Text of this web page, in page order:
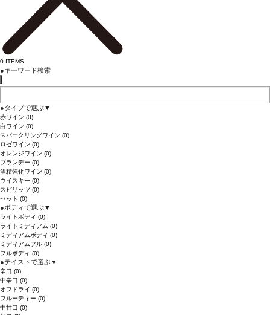
0 ITEMS
●キーワード検索
●タイプで選ぶ▼
赤ワイン (0)
白ワイン (0)
スパークリングワイン (0)
ロゼワイン (0)
オレンジワイン (0)
ブランデー (0)
酒精強化ワイン (0)
ウイスキー (0)
スピリッツ (0)
セット (0)
●ボディで選ぶ▼
ライトボディ (0)
ライトミディアム (0)
ミディアムボディ (0)
ミディアムフル (0)
フルボディ (0)
●テイストで選ぶ▼
辛口 (0)
中辛口 (0)
オフドライ (0)
フルーティー (0)
中甘口 (0)